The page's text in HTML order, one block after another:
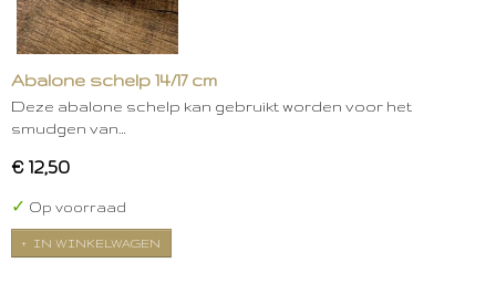
Abalone schelp 14/17 cm
Deze abalone schelp kan gebruikt worden voor het
smudgen van…
€ 12,50
✓ Op voorraad
IN WINKELWAGEN